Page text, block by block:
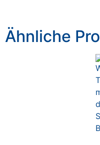
Ähnliche